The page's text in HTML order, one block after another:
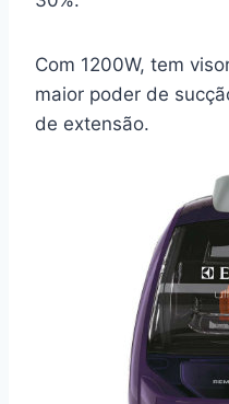
Com 1200W, tem
maior poder de
de extensão.